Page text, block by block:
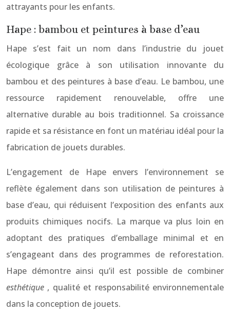
attrayants pour les enfants.
Hape : bambou et peintures à base d’eau
Hape s’est fait un nom dans l’industrie du jouet
écologique grâce à son utilisation innovante du
bambou et des peintures à base d’eau. Le bambou, une
ressource rapidement renouvelable, offre une
alternative durable au bois traditionnel. Sa croissance
rapide et sa résistance en font un matériau idéal pour la
fabrication de jouets durables.
L’engagement de Hape envers l’environnement se
reflète également dans son utilisation de peintures à
base d’eau, qui réduisent l’exposition des enfants aux
produits chimiques nocifs. La marque va plus loin en
adoptant des pratiques d’emballage minimal et en
s’engageant dans des programmes de reforestation.
Hape démontre ainsi qu’il est possible de combiner
esthétique , qualité et responsabilité environnementale
dans la conception de jouets.